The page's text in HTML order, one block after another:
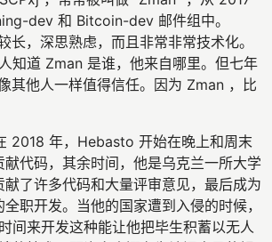
dev 和 Bitcoin-dev 邮件组中。
长，深思熟虑，而且非常非常技术化。
知道 Zman 是谁，他来自哪里。但七年
其他人一样值得信任。因为 Zman ，比
2018 年，Hebasto 开始在晚上和周末
代码，其余时间，他是乌克兰一所大学
了许多代码和大量评审意见，最后成为
职开发。当他的国家遭到入侵的时候，
间来开发这种能让他把毕生积蓄以无人